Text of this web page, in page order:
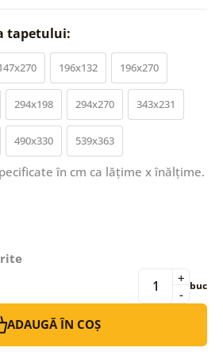
tapetului:
196x132 196x270
294x198 294x270 343x231
490x330 539x363
în cm ca lățime x înălțime.
-
+ buc
ADAUGĂ ÎN COȘ